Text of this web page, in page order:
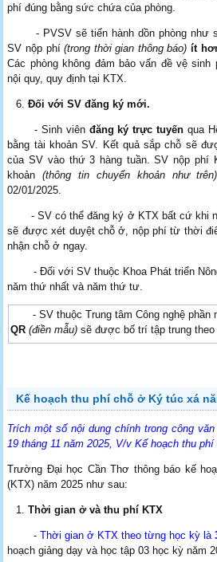
phí đúng bằng sức chứa của phòng.
- PVSV sẽ tiến hành dồn phòng như
SV nộp phí(trong thời gian thông báo) ít
Các phòng không đảm bảo vấn đề vệ
nội quy, quy định tại KTX.
Đối với SV đăng ký mới.
- Sinh viênđăng ký trực tuyếnqua
bằng tài khoản SV. Kết quả sắp chỗ sẽ
của SV vào thứ 3 hàng tuần. SV nộp phí
khoản(thông tin chuyển khoản như
02/01/2025.
- SV có thể đăng ký ở KTX bất cứ khi
sẽ được xét duyệt chỗ ở, nộp phí từ thời
nhận chỗ ở ngay.
- Đối với SV thuộc Khoa Phát triển
năm thứ nhất và năm thứ tư.
- SV thuộc Trung tâm Công nghệ phần
QR (điền mẫu)sẽ được bố trí tập trung
Kế hoạch thu phí chỗ ở Ký túc xá
Trích một số nội dung chính trong công
19 tháng 11 năm 2025, V/v Kế hoạch thu
Trường Đại học Cần Thơ thông báo kế
(KTX) năm 2025 như sau:
Thời gian ở và thu phí KTX
- Thời gian ở KTX theo từng học kỳ là
hoạch giảng dạy và học tập 03 học kỳ năm